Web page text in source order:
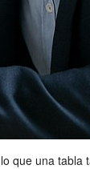
que una